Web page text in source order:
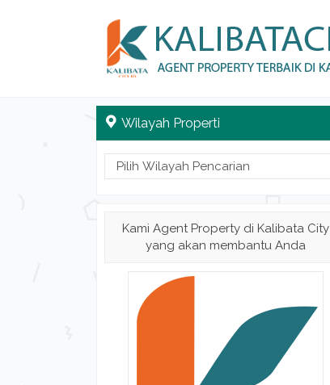
Wilayah Properti
Kami Agent Property di Kalibata City
yang akan membantu Anda